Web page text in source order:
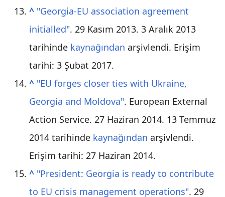
^ "Georgia-EU association agreement
initialled". 29 Kasım 2013. 3 Aralık 2013
tarihinde kaynağından arşivlendi. Erişim
tarihi: 3 Şubat 2017.
^ "EU forges closer ties with Ukraine,
Georgia and Moldova". European External
Action Service. 27 Haziran 2014. 13 Temmuz
2014 tarihinde kaynağından arşivlendi.
Erişim tarihi: 27 Haziran 2014.
^ "President: Georgia is ready to contribute
to EU crisis management operations". 29